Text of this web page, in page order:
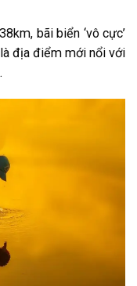
bãi biển ‘vô cực’
là địa điểm mới nổi với